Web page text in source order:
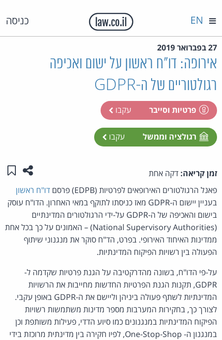
כניסה EN
27 בפברואר 2019
אירופה: דו"ח ראשון על ישום ואכיפה
רגולטוריים של ה-GDPR
פרטיות וסייבר עקבו
רגולציה וממשל עקבו
זמן קריאה: דקה אחת שתפו
פאנל הרגולטורים האירופאים לפרטיות (EDPB) פרסם
דו"ח ראשון
בעניין יישום ה-GDPR מאז כניסתו לתוקף במאי האחרון. הדו"ח עוסק
בישום והאכיפה של ה-GDPR על-ידי הרגולטורים המדינתיים
(National Supervisory Authorities) – האמונים על כך בכל אחת
ממדינות האיחוד האירופי. בפרט, הד"ח סוקר את מנגנוני שיתוף
הפעולה בין רשויות הפיקוח המדינתיות.
על-פי הדו"ח, בשונה מהדרקטיבה על הגנת פרטיות שקדמה ל-
GDPR, תקנות הגנת הפרטיות החדשות מחייבות את הרשויות
המדינתיות לשתף פעולה ביניהן וליישם את ה-GDPR באופן עקבי.
לצורך כך, בחקירות המערבות מספר מדינות משתמשות רשויות
הפיקוח המדינתיות במנגנונים כמו סיוע הדדי, פעילות משותפת וכן
במנגנון ה- One-Stop-Shop, לפיו חקירה בין מדינתית מרוכזת בידי